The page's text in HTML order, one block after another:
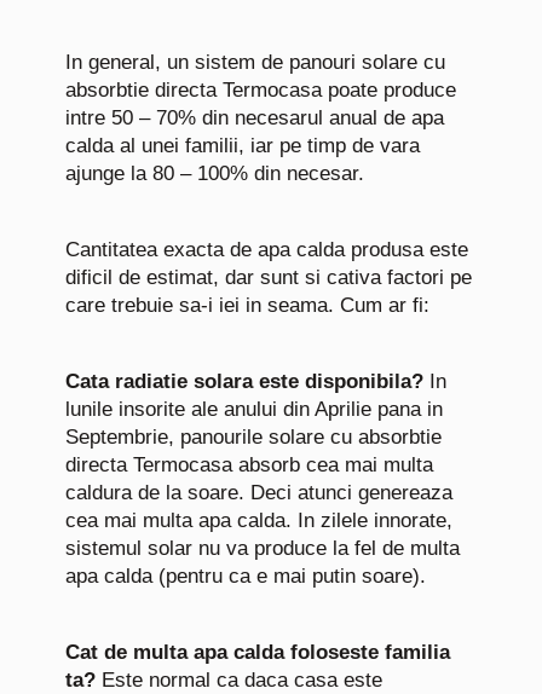
In general, un sistem de panouri solare cu
absorbtie directa Termocasa poate produce
intre 50 – 70% din necesarul anual de apa
calda al unei familii, iar pe timp de vara
ajunge la 80 – 100% din necesar.
Cantitatea exacta de apa calda produsa este
dificil de estimat, dar sunt si cativa factori pe
care trebuie sa-i iei in seama. Cum ar fi:
Cata radiatie solara este disponibila? In
lunile insorite ale anului din Aprilie pana in
Septembrie, panourile solare cu absorbtie
directa Termocasa absorb cea mai multa
caldura de la soare. Deci atunci genereaza
cea mai multa apa calda. In zilele innorate,
sistemul solar nu va produce la fel de multa
apa calda (pentru ca e mai putin soare).
Cat de multa apa calda foloseste familia
ta? Este normal ca daca casa este